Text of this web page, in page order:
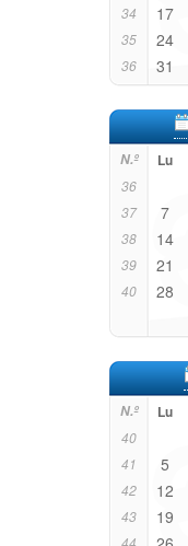
34 17
35 24
36 31
N.º Lu
36
37 7
38 14
39 21
40 28
N.º Lu
40
41 5
42 12
43 19
44